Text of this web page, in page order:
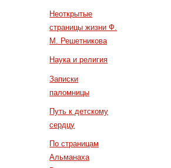
Неоткрытые
страницы жизни Ф.
М. Решетникова
Наука и религия
Записки
паломницы
Путь к детскому
сердцу
По страницам
Альманаха